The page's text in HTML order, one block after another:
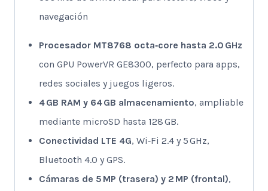
navegación
Procesador MT8768 octa‑core hasta 2.0 GHz
con GPU PowerVR GE8300, perfecto para apps,
redes sociales y juegos ligeros.
4 GB RAM y 64 GB almacenamiento, ampliable
mediante microSD hasta 128 GB.
Conectividad LTE 4G, Wi‑Fi 2.4 y 5 GHz,
Bluetooth 4.0 y GPS.
Cámaras de 5 MP (trasera) y 2 MP (frontal),